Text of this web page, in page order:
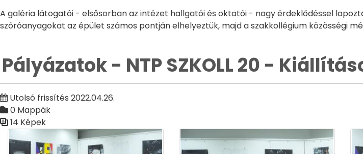
A galéria látogatói - elsősorban az intézet hallgatói és oktatói - nagy érdeklődéssel
szóróanyagokat az épület számos pontján elhelyeztük, majd a szakkollégium közösségi
Pályázatok - NTP SZKOLL 20 -
Utolsó frissítés 2022.04.26.
0 Mappák
14 Képek